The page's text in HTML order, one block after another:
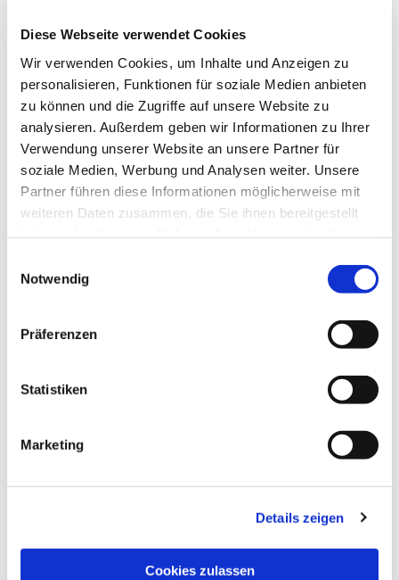
Diese Webseite verwendet Cookies
Wir verwenden Cookies, um Inhalte und Anzeigen zu
personalisieren, Funktionen für soziale Medien anbieten
zu können und die Zugriffe auf unsere Website zu
analysieren. Außerdem geben wir Informationen zu Ihrer
Verwendung unserer Website an unsere Partner für
soziale Medien, Werbung und Analysen weiter. Unsere
Partner führen diese Informationen möglicherweise mit
weiteren Daten zusammen, die Sie ihnen bereitgestellt
Notwendig
Präferenzen
Statistiken
Marketing
Details zeigen
Cookies zulassen
interessieren